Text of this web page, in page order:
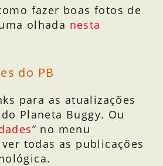
fazer boas fotos de
olhada nesta
do PB
para as atualizações
Planeta Buggy. Ou
” no menu
todas as publicações